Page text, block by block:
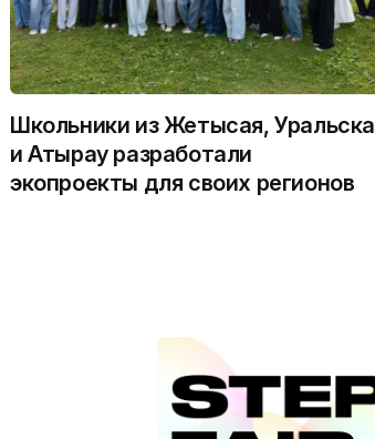
Школьники из Жетысая, Уральска
и Атырау разработали
экопроекты для своих регионов